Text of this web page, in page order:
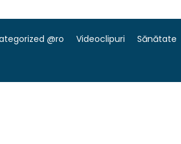
@ro Videoclipuri Sănătate